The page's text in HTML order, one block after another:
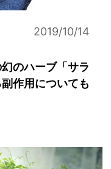
2019/10/14
のハーブ「サラ
作用についても